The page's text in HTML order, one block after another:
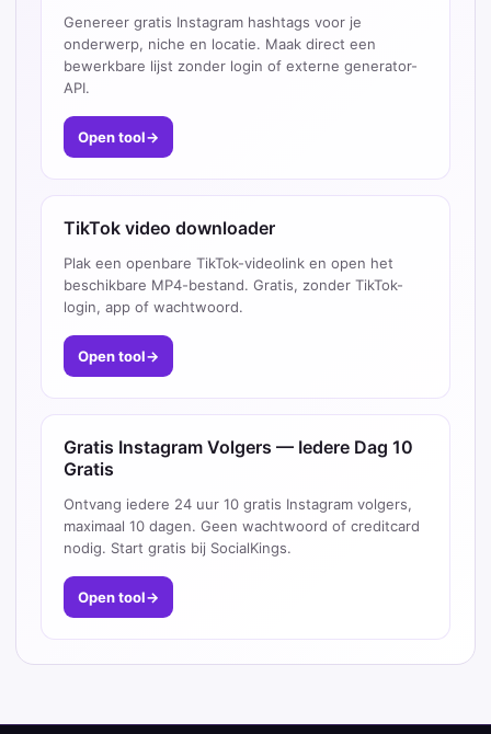
Genereer gratis Instagram hashtags voor je
onderwerp, niche en locatie. Maak direct een
bewerkbare lijst zonder login of externe generator-
API.
Open tool→
TikTok video downloader
Plak een openbare TikTok-videolink en open het
beschikbare MP4-bestand. Gratis, zonder TikTok-
login, app of wachtwoord.
Open tool→
Gratis Instagram Volgers — Iedere Dag 10
Gratis
Ontvang iedere 24 uur 10 gratis Instagram volgers,
maximaal 10 dagen. Geen wachtwoord of creditcard
nodig. Start gratis bij SocialKings.
Open tool→